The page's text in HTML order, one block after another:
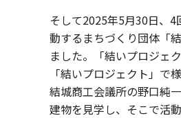
そして2025年5月30日、
動するまちづくり団体「
ました。「結いプロジェ
「結いプロジェクト」で
結城商工会議所の野口純
建物を見学し、そこで活